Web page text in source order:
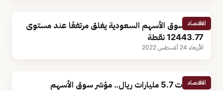
الاقتصاد
مؤشر سوق الأسهم السعودية يغلق مرتفعًا عند مستوى
12443.77 نقطة
الأربعاء 24 أغسطس 2022
الاقتصاد
بتداولات 5.7 مليارات ريال.. مؤشر سوق الأسهم